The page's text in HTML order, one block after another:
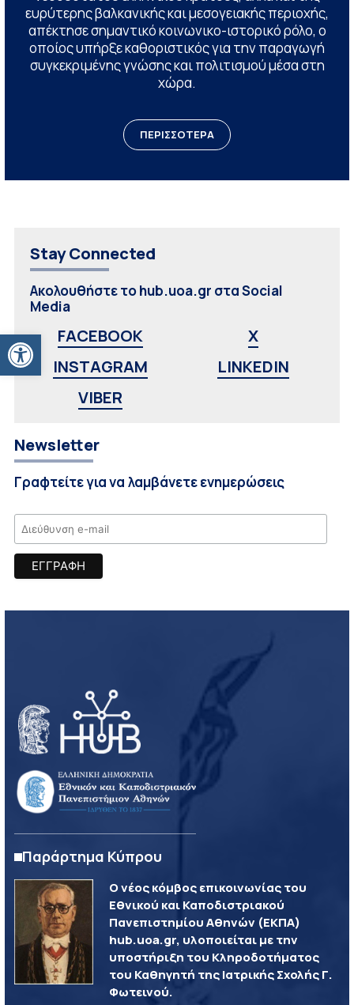
Ανοίξτε τη γραμμή εργαλείων
ευρύτερης βαλκανικής και μεσογειακής περιοχής,
απέκτησε σημαντικό κοινωνικο-ιστορικό ρόλο, ο
οποίος υπήρξε καθοριστικός για την παραγωγή
συγκεκριμένης γνώσης και πολιτισμού μέσα στη
χώρα.
ΠΕΡΙΣΣΟΤΕΡΑ
Stay Connected
Ακολουθήστε το hub.uoa.gr στα Social
Media
FACEBOOK
X
INSTAGRAM
LINKEDIN
VIBER
Newsletter
Γραφτείτε για να λαμβάνετε ενημερώσεις
Παράρτημα Κύπρου
Ο νέος κόμβος επικοινωνίας του
Εθνικού και Καποδιστριακού
Πανεπιστημίου Αθηνών (ΕΚΠΑ)
hub.uoa.gr, υλοποιείται με την
υποστήριξη του Κληροδοτήματος
του Καθηγητή της Ιατρικής Σχολής Γ.
Φωτεινού.